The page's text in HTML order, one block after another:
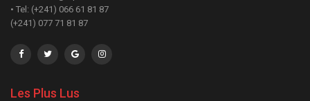
• Tel: (+241) 066 61 81 87
(+241) 077 71 81 87
Les Plus Lus